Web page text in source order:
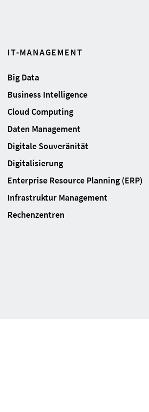
IT-MANAGEMENT
Big Data
Business Intelligence
Cloud Computing
Daten Management
Digitale Souveränität
Digitalisierung
Enterprise Resource Planning (ERP)
Infrastruktur Management
Rechenzentren